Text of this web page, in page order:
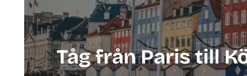
Tåg från Paris till